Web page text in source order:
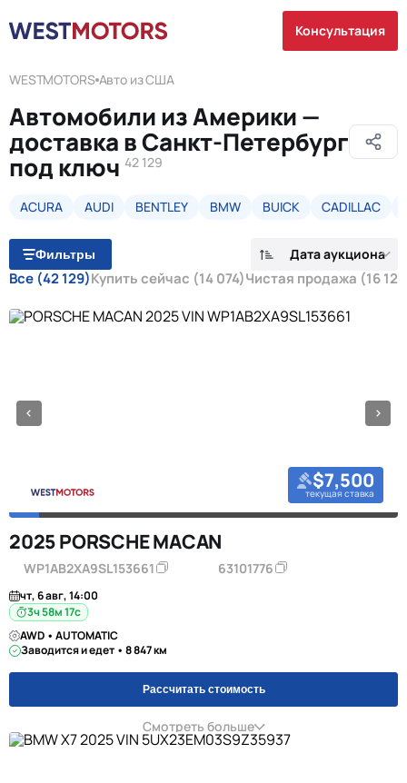
Консультация
WESTMOTORS Авто из США
Автомобили из Америки —
доставка в Санкт-Петербург
под ключ 42 129
ACURA AUDI BENTLEY BMW BUICK CADILLAC
Фильтры Дата аукциона
Все (42 129)Купить сейчас (14 074)Чистая продажа (16
$7,500
текущая ставка
2025 PORSCHE MACAN
WP1AB2XA9SL153661 63101776
чт, 6 авг, 14:00
3ч 58м 16с
AWD • AUTOMATIC
Заводится и едет • 8 847 км
Рассчитать стоимость
Смотреть больше